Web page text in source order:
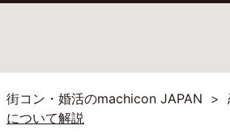
街コン・婚活のmachicon JAPAN
について解説